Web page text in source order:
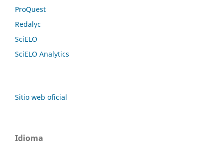
ProQuest
Redalyc
SciELO
SciELO Analytics
Sitio web oficial
Idioma